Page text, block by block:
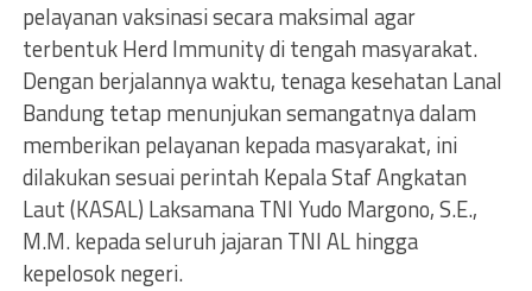
pelayanan vaksinasi secara maksimal agar
terbentuk Herd Immunity di tengah masyarakat.
Dengan berjalannya waktu, tenaga kesehatan Lanal
Bandung tetap menunjukan semangatnya dalam
memberikan pelayanan kepada masyarakat, ini
dilakukan sesuai perintah Kepala Staf Angkatan
Laut (KASAL) Laksamana TNI Yudo Margono, S.E.,
M.M. kepada seluruh jajaran TNI AL hingga
kepelosok negeri.